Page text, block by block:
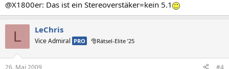
@X1800er: Das ist ein Stereoverstäker=kein 5.1
L LeChris
Vice Admiral PRO 🎅Rätsel-Elite ’25
26. Mai 2009 #4